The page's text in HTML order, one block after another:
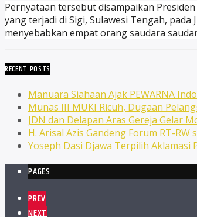
Pernyataan tersebut disampaikan
yang terjadi di Sigi, Sulawesi Tengah,
menyebabkan empat orang saudara
RECENT POSTS
Manuara Siahaan Ajak PEWARNA
Munas III MUKI Ricuh, Dugaan
JDN dan Delapan Aras Gereja Gelar
H. Arisal Azis Gandeng Forum RT-
Yoseph Dasi Djawa Terpilih Aklamasi
PAGES
PREV
NEXT